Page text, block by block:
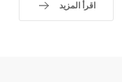
اقرأ المزيد